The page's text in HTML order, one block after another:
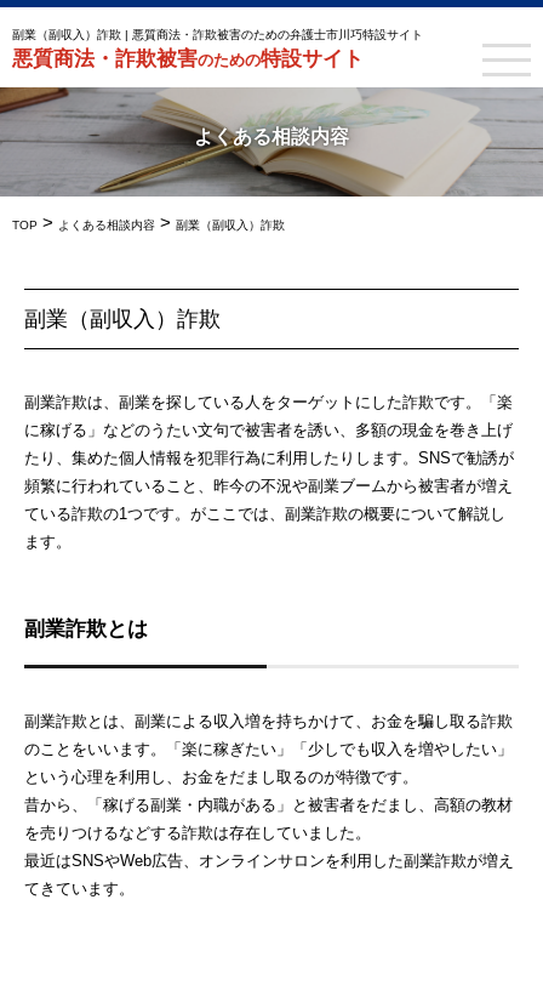
副業（副収入）詐欺 | 悪質商法・詐欺被害のための弁護士市川巧特設サイト
悪質商法・詐欺被害のための特設サイト
よくある相談内容
TOP > よくある相談内容 > 副業（副収入）詐欺
副業（副収入）詐欺
副業詐欺は、副業を探している人をターゲットにした詐欺です。「楽
に稼げる」などのうたい文句で被害者を誘い、多額の現金を巻き上げ
たり、集めた個人情報を犯罪行為に利用したりします。SNSで勧誘が
頻繁に行われていること、昨今の不況や副業ブームから被害者が増え
ている詐欺の1つです。がここでは、副業詐欺の概要について解説し
ます。
副業詐欺とは
副業詐欺とは、副業による収入増を持ちかけて、お金を騙し取る詐欺
のことをいいます。「楽に稼ぎたい」「少しでも収入を増やしたい」
という心理を利用し、お金をだまし取るのが特徴です。
昔から、「稼げる副業・内職がある」と被害者をだまし、高額の教材
を売りつけるなどする詐欺は存在していました。
最近はSNSやWeb広告、オンラインサロンを利用した副業詐欺が増え
てきています。